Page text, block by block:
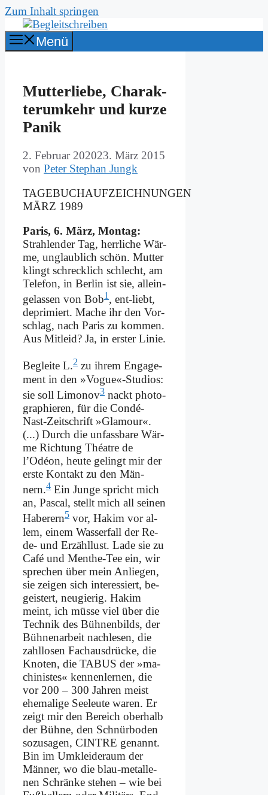
Zum Inhalt springen
Menü
Mut­ter­lie­be, Cha­rak­
ter­um­kehr und kur­ze
Pa­nik
2. Februar 202023. März 2015
von Peter Stephan Jungk
TAGEBUCHAUFZEICHNUNGEN
MÄRZ 1989
Pa­ris, 6. März, Mon­tag:
Strah­len­der Tag, herr­li­che Wär­
me, un­glaub­lich schön. Mut­ter
klingt schreck­lich schlecht, am
Te­le­fon, in Ber­lin ist sie, al­lein­
ge­las­sen von Bob1 , ent-liebt,
de­pri­miert. Ma­che ihr den Vor­
schlag, nach Pa­ris zu kom­men.
Aus Mit­leid? Ja, in er­ster Li­nie.
Be­glei­te L.2 zu ih­rem En­ga­ge­
ment in den »Vogue«-Studios:
sie soll Li­mo­nov3 nackt pho­to­
gra­phie­ren, für die Con­dé-
Nast-Zeit­schrift »Gla­mour«.
(...) Durch die un­fass­ba­re Wär­
me Rich­tung Thé­at­re de
l’Odéon, heu­te ge­lingt mir der
er­ste Kon­takt zu den Män­
nern.4 Ein Jun­ge spricht mich
an, Pas­cal, stellt mich all sei­nen
Ha­be­rern5 vor, Ha­kim vor al­
lem, ei­nem Was­ser­fall der Re­
de- und Er­zähl­lust. La­de sie zu
Ca­fé und Men­the-Tee ein, wir
spre­chen über mein An­lie­gen,
sie zei­gen sich in­ter­es­siert, be­
gei­stert, neu­gie­rig. Ha­kim
meint, ich müs­se viel über die
Tech­nik des Büh­nen­bilds, der
Büh­nen­ar­beit nach­le­sen, die
zahl­lo­sen Fach­aus­drücke, die
Kno­ten, die TABUS der »ma­
chi­ni­stes« ken­nen­ler­nen, die
vor 200 – 300 Jah­ren meist
ehe­ma­li­ge See­leu­te wa­ren. Er
zeigt mir den Be­reich ober­halb
der Büh­ne, den Schnür­bo­den
so­zu­sa­gen, CINTRE ge­nannt.
Bin im Um­klei­de­raum der
Män­ner, wo die blau-me­tal­le­
nen Schrän­ke ste­hen – wie bei